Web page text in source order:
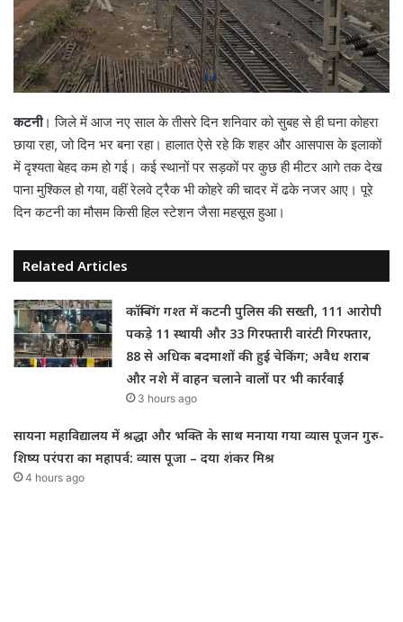
कटनी। जिले में आज नए साल के तीसरे दिन शनिवार को सुबह से ही घना कोहरा
छाया रहा, जो दिन भर बना रहा। हालात ऐसे रहे कि शहर और आसपास के इलाकों
में दृश्यता बेहद कम हो गई। कई स्थानों पर सड़कों पर कुछ ही मीटर आगे तक देख
पाना मुश्किल हो गया, वहीं रेलवे ट्रैक भी कोहरे की चादर में ढके नजर आए। पूरे
दिन कटनी का मौसम किसी हिल स्टेशन जैसा महसूस हुआ।
Related Articles
कॉम्बिंग गश्त में कटनी पुलिस की सख्ती, 111 आरोपी
पकड़े 11 स्थायी और 33 गिरफ्तारी वारंटी गिरफ्तार,
88 से अधिक बदमाशों की हुई चेकिंग; अवैध शराब
और नशे में वाहन चलाने वालों पर भी कार्रवाई
3 hours ago
सायना महाविद्यालय में श्रद्धा और भक्ति के साथ मनाया गया व्यास पूजन गुरु-
शिष्य परंपरा का महापर्व: व्यास पूजा – दया शंकर मिश्र
4 hours ago